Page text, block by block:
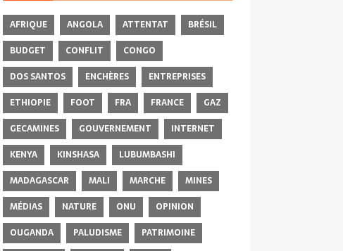
AFRIQUE ANGOLA ATTENTAT
BRÉSIL
BUDGET
CONFLIT
CONGO
DOS SANTOS
ENCHÈRES
ENTREPRISES
ETHIOPIE
FOOT FRA FRANCE
GAZ
GECAMINES
GOUVERNEMENT
INTERNET
KENYA
KINSHASA
LUBUMBASHI
MADAGASCAR
MALI MARCHE
MINES
MÉDIAS
NATURE ONU
OPINION
OUGANDA
PALUDISME PATRIMOINE